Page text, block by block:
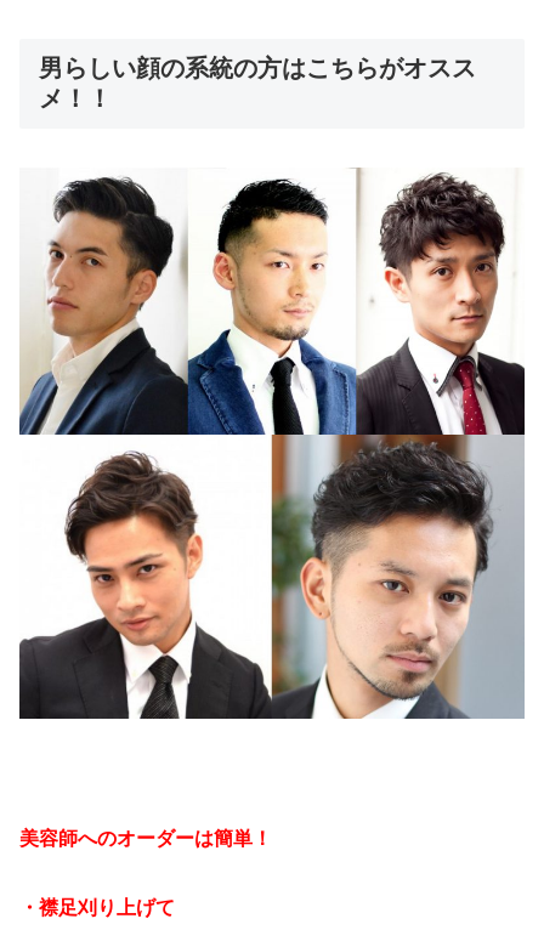
男らしい顔の系統の方はこちらがオスス
メ！！
美容師へのオーダーは簡単！
・襟足刈り上げて